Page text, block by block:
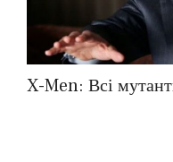
X-Men: Всі